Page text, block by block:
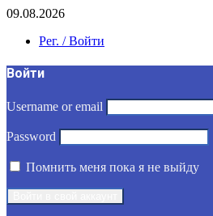
09.08.2026
Рег. / Войти
Войти
Username or email
Password
Помнить меня пока я не выйду